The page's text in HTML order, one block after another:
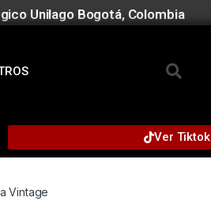
Unilago Bogotá, Colombia
Ver Tiktok
Vintage